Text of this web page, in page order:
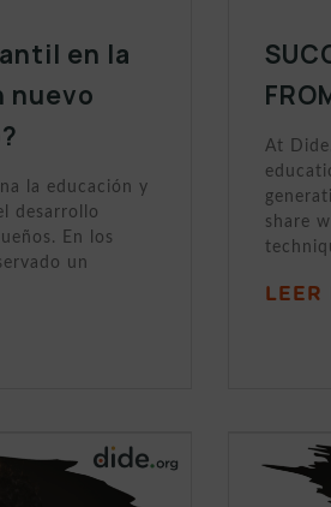
en la
nuevo
la educación y
desarrollo
En los
un
At
share
LEER